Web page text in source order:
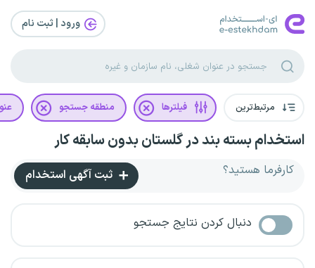
ورود | ثبت‌ نام
مرتبط‌ترین فیلترها منطقه جستجو
استخدام بسته بند در گلستان بدون سابقه کار
کارفرما هستید؟ ثبت آگهی استخدام
دنبال کردن نتایج جستجو